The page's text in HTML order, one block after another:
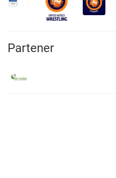
Partener